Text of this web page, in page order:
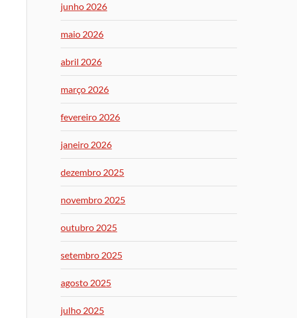
junho 2026
maio 2026
abril 2026
março 2026
fevereiro 2026
janeiro 2026
dezembro 2025
novembro 2025
outubro 2025
setembro 2025
agosto 2025
julho 2025